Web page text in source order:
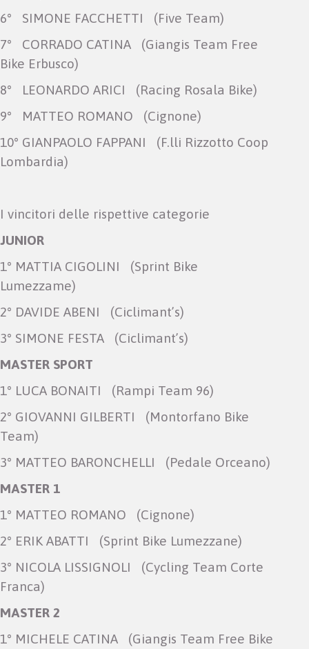
6° SIMONE FACCHETTI (Five Team)
7° CORRADO CATINA (Giangis Team Free
Bike Erbusco)
8° LEONARDO ARICI (Racing Rosala Bike)
9° MATTEO ROMANO (Cignone)
10° GIANPAOLO FAPPANI (F.lli Rizzotto Coop
Lombardia)
I vincitori delle rispettive categorie
JUNIOR
1° MATTIA CIGOLINI (Sprint Bike
Lumezzame)
2° DAVIDE ABENI (Ciclimant’s)
3° SIMONE FESTA (Ciclimant’s)
MASTER SPORT
1° LUCA BONAITI (Rampi Team 96)
2° GIOVANNI GILBERTI (Montorfano Bike
Team)
3° MATTEO BARONCHELLI (Pedale Orceano)
MASTER 1
1° MATTEO ROMANO (Cignone)
2° ERIK ABATTI (Sprint Bike Lumezzane)
3° NICOLA LISSIGNOLI (Cycling Team Corte
Franca)
MASTER 2
1° MICHELE CATINA (Giangis Team Free Bike